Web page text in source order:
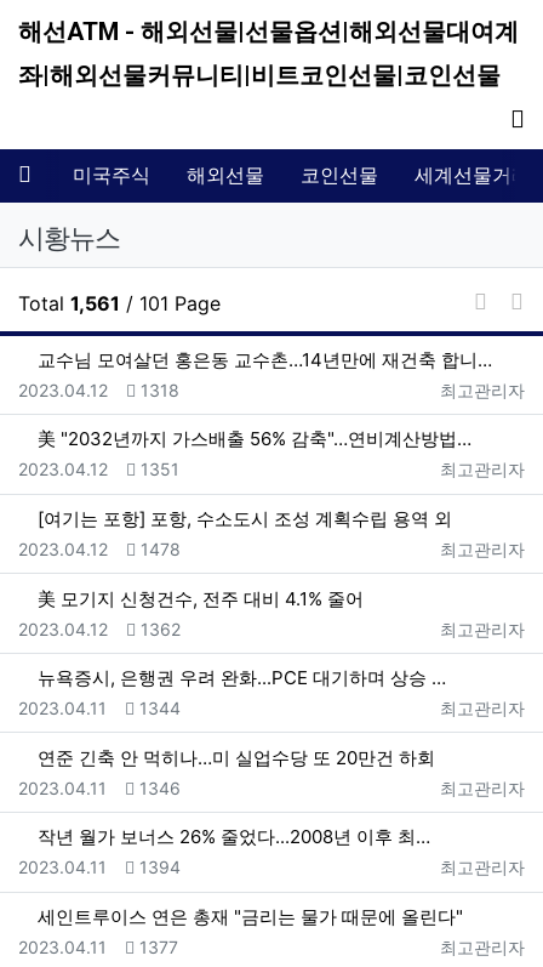
해선ATM - 해외선물|선물옵션|해외선물대여계
좌|해외선물커뮤니티|비트코인선물|코인선물
미국주식 해외선물 코인선물 세계선물거래
시황뉴스
Total 1,561 / 101 Page
게시판
교수님 모여살던 홍은동 교수촌…14년만에 재건축 합니다…
등록자
최고관리자
등록일
2023.04.12 조회
1318
美 "2032년까지 가스배출 56% 감축"…연비계산방법…
등록자
최고관리자
등록일
2023.04.12 조회
1351
[여기는 포항] 포항, 수소도시 조성 계획수립 용역 외
등록자
최고관리자
등록일
2023.04.12 조회
1478
美 모기지 신청건수, 전주 대비 4.1% 줄어
등록자
최고관리자
등록일
2023.04.12 조회
1362
뉴욕증시, 은행권 우려 완화...PCE 대기하며 상승 …
등록자
최고관리자
등록일
2023.04.11 조회
1344
연준 긴축 안 먹히나…미 실업수당 또 20만건 하회
등록자
최고관리자
등록일
2023.04.11 조회
1346
작년 월가 보너스 26% 줄었다...2008년 이후 최…
등록자
최고관리자
등록일
2023.04.11 조회
1394
세인트루이스 연은 총재 "금리는 물가 때문에 올린다"
등록자
최고관리자
등록일
2023.04.11 조회
1377